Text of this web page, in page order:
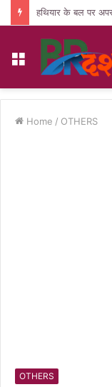
Menu
Home / OTHERS
OTHERS